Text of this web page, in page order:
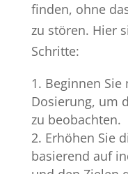
finden, ohne
zu stören. Hier
Schritte:
Beginnen
Dosierung, um
zu beobachten.
Erhöhen Sie
basierend auf